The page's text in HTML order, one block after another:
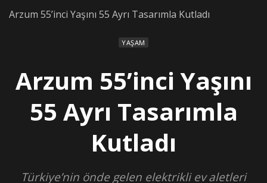
Arzum 55’inci Yaşını 55 Ayrı Tasarımla Kutladı
YAŞAM
Arzum 55’inci Yaşını
55 Ayrı Tasarımla
Kutladı
Türkiye’nin önde gelen elektrikli ev aletleri